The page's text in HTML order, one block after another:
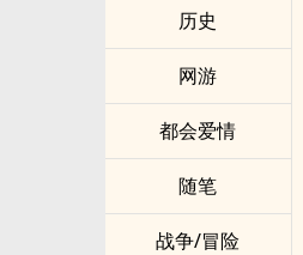
历史
网游
都会爱情
随笔
战争/冒险